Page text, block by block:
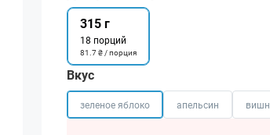
315 г
18 порций
81.7 ₴ / порция
Вкус
зеленое яблоко апельсин